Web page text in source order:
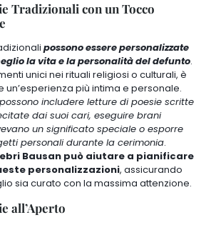
Tradizionali con un Tocco
possono essere personalizzate
la vita e la personalità del defunto.
unici nei rituali religiosi o culturali, è
un’esperienza più intima e personale.
includere letture di poesie scritte
dai suoi cari, eseguire brani
un significato speciale o esporre
personali durante la cerimonia.
Bausan può aiutare a pianificare
personalizzazioni, assicurando
sia curato con la massima attenzione.
all’Aperto